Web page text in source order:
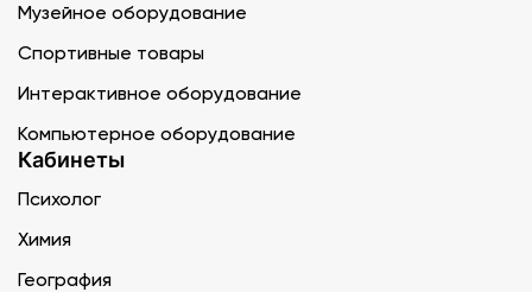
Музейное оборудование
Спортивные товары
Интерактивное оборудование
Компьютерное оборудование
Кабинеты
Психолог
Химия
География